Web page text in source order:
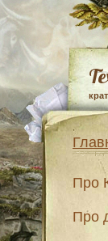
Про
Про